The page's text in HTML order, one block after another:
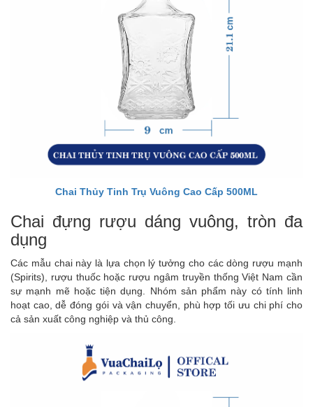
Chai Thủy Tinh Trụ Vuông Cao Cấp 500ML
Chai đựng rượu dáng vuông, tròn đa
dụng
Các mẫu chai này là lựa chọn lý tưởng cho các dòng rượu mạnh
(Spirits), rượu thuốc hoặc rượu ngâm truyền thống Việt Nam cần
sự mạnh mẽ hoặc tiện dụng. Nhóm sản phẩm này có tính linh
hoạt cao, dễ đóng gói và vận chuyển, phù hợp tối ưu chi phí cho
cả sản xuất công nghiệp và thủ công.